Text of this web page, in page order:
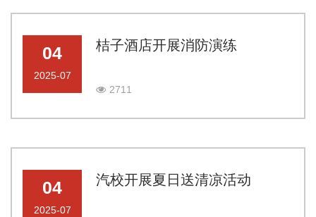
桔子酒店开展消防演练
2711
04
2025-07
汽校开展夏日送清凉活动
04
2025-07